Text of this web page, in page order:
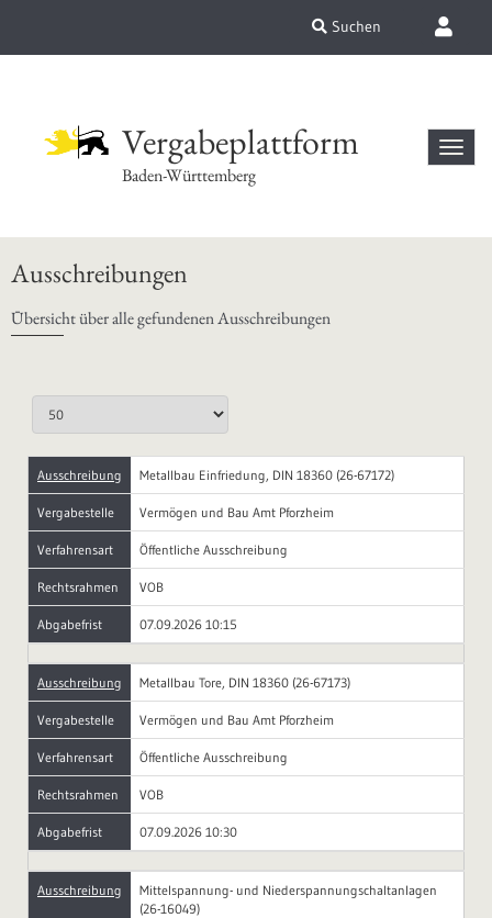
Suchen
Vergabeplattform
Baden-Württemberg
Ausschreibungen
Übersicht über alle gefundenen Ausschreibungen
Ausschreibung Metallbau Einfriedung, DIN 18360 (26-67172)
Vergabestelle Vermögen und Bau Amt Pforzheim
Verfahrensart Öffentliche Ausschreibung
Rechtsrahmen VOB
Abgabefrist 07.09.2026 10:15
Ausschreibung Metallbau Tore, DIN 18360 (26-67173)
Vergabestelle Vermögen und Bau Amt Pforzheim
Verfahrensart Öffentliche Ausschreibung
Rechtsrahmen VOB
Abgabefrist 07.09.2026 10:30
Ausschreibung
Mittelspannung- und Niederspannungschaltanlagen
(26-16049)